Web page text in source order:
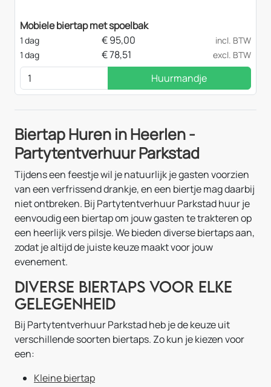
Mobiele biertap met spoelbak
1 dag €95,00
incl. BTW
1 dag
€78,51 excl. BTW
Huurmandje
Biertap Huren in Heerlen -
Partytentverhuur Parkstad
Tijdens een feestje wil je natuurlijk je gasten voorzien
van een verfrissend drankje, en een biertje mag daarbij
niet ontbreken. Bij Partytentverhuur Parkstad huur je
eenvoudig een biertap om jouw gasten te trakteren op
een heerlijk vers pilsje. We bieden diverse biertaps aan,
zodat je altijd de juiste keuze maakt voor jouw
evenement.
Diverse biertaps voor elke
gelegenheid
Bij Partytentverhuur Parkstad heb je de keuze uit
verschillende soorten biertaps. Zo kun je kiezen voor
een:
Kleine biertap